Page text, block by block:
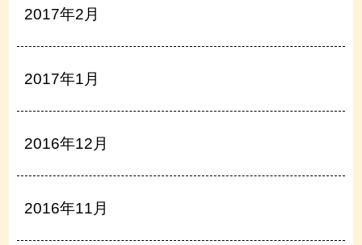
2017年2月
2017年1月
2016年12月
2016年11月